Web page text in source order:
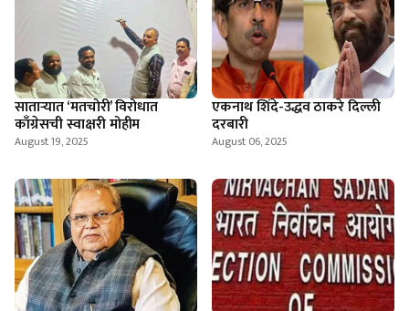
साताऱ्यात ‘मतचोरी’ विरोधात
काँग्रेसची स्वाक्षरी मोहीम
August 19, 2025
एकनाथ शिंदे-उद्धव ठाकरे दिल्ली
दरबारी
August 06, 2025